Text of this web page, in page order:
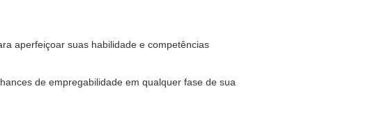
aperfeiçoar suas habilidade e competências
de empregabilidade em qualquer fase de sua